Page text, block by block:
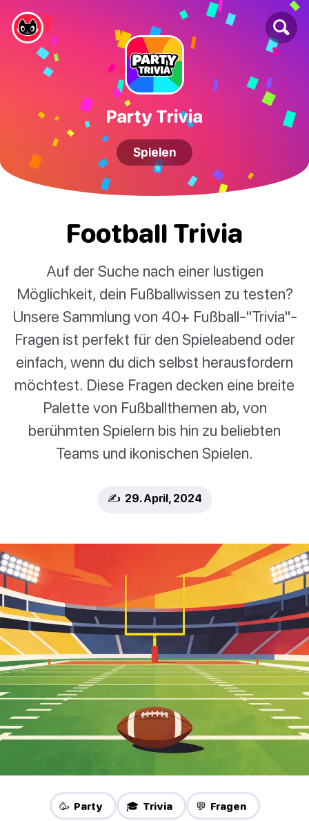
Party Trivia
Spielen
Football Trivia
Auf der Suche nach einer lustigen
Möglichkeit, dein Fußballwissen zu testen?
Unsere Sammlung von 40+ Fußball-"Trivia"-
Fragen ist perfekt für den Spieleabend oder
einfach, wenn du dich selbst herausfordern
möchtest. Diese Fragen decken eine breite
Palette von Fußballthemen ab, von
berühmten Spielern bis hin zu beliebten
Teams und ikonischen Spielen.
✍️ 29. April, 2024
🥳 Party 🎓 Trivia 💬 Fragen